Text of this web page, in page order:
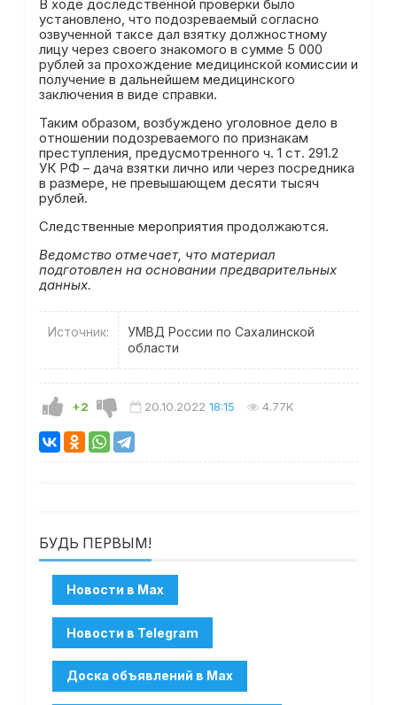
В ходе доследственной проверки было
установлено, что подозреваемый согласно
озвученной таксе дал взятку должностному
лицу через своего знакомого в сумме 5 000
рублей за прохождение медицинской комиссии и
получение в дальнейшем медицинского
заключения в виде справки.
Таким образом, возбуждено уголовное дело в
отношении подозреваемого по признакам
преступления, предусмотренного ч. 1 ст. 291.2
УК РФ – дача взятки лично или через посредника
в размере, не превышающем десяти тысяч
рублей.
Следственные мероприятия продолжаются.
Ведомство отмечает, что материал
подготовлен на основании предварительных
данных.
Источник:
УМВД России по Сахалинской
области
+2 20.10.2022 18:15 4.77K
БУДЬ ПЕРВЫМ!